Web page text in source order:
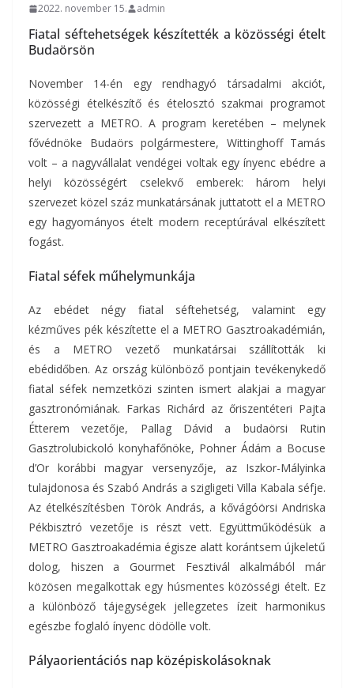
2022. november 15. admin
Fiatal séftehetségek készítették a közösségi ételt
Budaörsön
November 14-én egy rendhagyó társadalmi akciót,
közösségi ételkészítő és ételosztó szakmai programot
szervezett a METRO. A program keretében – melynek
fővédnöke Budaörs polgármestere, Wittinghoff Tamás
volt – a nagyvállalat vendégei voltak egy ínyenc ebédre a
helyi közösségért cselekvő emberek: három helyi
szervezet közel száz munkatársának juttatott el a METRO
egy hagyományos ételt modern receptúrával elkészített
fogást.
Fiatal séfek műhelymunkája
Az ebédet négy fiatal séftehetség, valamint egy
kézműves pék készítette el a METRO Gasztroakadémián,
és a METRO vezető munkatársai szállították ki
ebédidőben. Az ország különböző pontjain tevékenykedő
fiatal séfek nemzetközi szinten ismert alakjai a magyar
gasztronómiának. Farkas Richárd az őriszentéteri Pajta
Étterem vezetője, Pallag Dávid a budaörsi Rutin
Gasztrolubickoló konyhafőnöke, Pohner Ádám a Bocuse
d’Or korábbi magyar versenyzője, az Iszkor-Mályinka
tulajdonosa és Szabó András a szigligeti Villa Kabala séfje.
Az ételkészítésben Török András, a kővágóörsi Andriska
Pékbisztró vezetője is részt vett. Együttműködésük a
METRO Gasztroakadémia égisze alatt korántsem újkeletű
dolog, hiszen a Gourmet Fesztivál alkalmából már
közösen megalkottak egy húsmentes közösségi ételt. Ez
a különböző tájegységek jellegzetes ízeit harmonikus
egészbe foglaló ínyenc dödölle volt.
Pályaorientációs nap középiskolásoknak